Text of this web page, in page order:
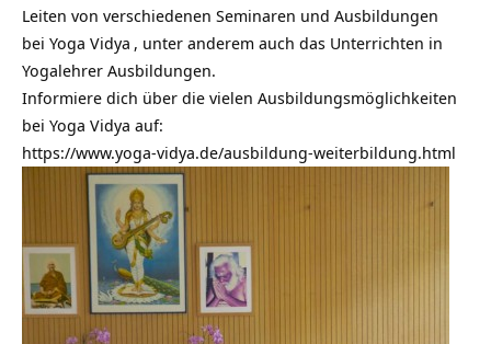
Leiten von verschiedenen Seminaren und Ausbildungen
bei Yoga Vidya , unter anderem auch das Unterrichten in
Yogalehrer Ausbildungen.
Informiere dich über die vielen Ausbildungsmöglichkeiten
bei Yoga Vidya auf:
https://www.yoga-vidya.de/ausbildung-weiterbildung.html